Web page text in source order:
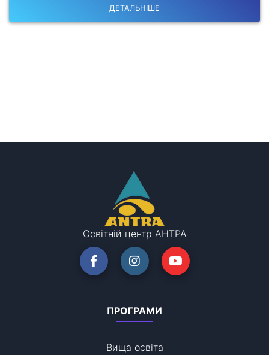
ДЕТАЛЬНІШЕ
Освітній центр АНТРА
ПРОГРАМИ
Вища освіта